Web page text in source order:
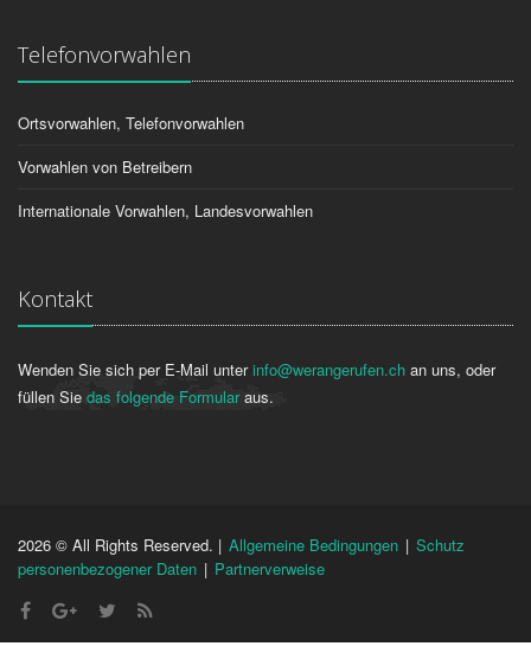
Telefonvorwahlen
Ortsvorwahlen, Telefonvorwahlen
Vorwahlen von Betreibern
Internationale Vorwahlen, Landesvorwahlen
Kontakt
Wenden Sie sich per E-Mail unterinfo@werangerufen.ch an uns, oder
füllen Sie das folgende Formularaus.
2026 © All Rights Reserved. | Allgemeine Bedingungen | Schutz
personenbezogener Daten | Partnerverweise